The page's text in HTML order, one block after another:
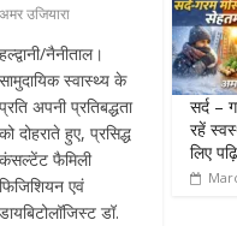
अमर उजियारा
हल्द्वानी/नैनीताल।
सामुदायिक स्वास्थ्य के
प्रति अपनी प्रतिबद्धता
को दोहराते हुए, प्रसिद्ध
कंसल्टेंट फैमिली
फिजिशियन एवं
डायबिटोलॉजिस्ट डॉ.
सर्द –
रहें
लिए